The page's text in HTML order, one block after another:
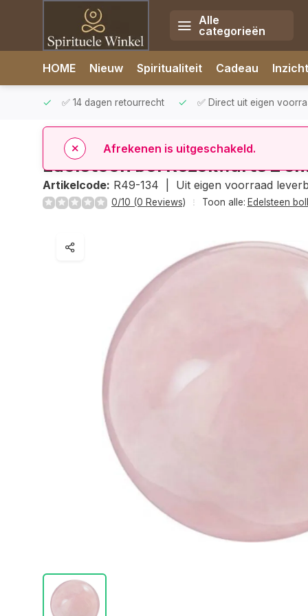
Alle
categorieën
HOME Nieuw Spiritualiteit Cadeau
✅ 14 dagen retourrecht ✅ Direct uit eigen
Edelsteen bol Rozekwarts 2
Artikelcode: R49-134 | Uit eigen voorraad
0/10 (0 Reviews) Toon alle: Edelsteen